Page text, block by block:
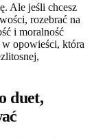
Ale jeśli chcesz
rozebrać na
i moralność
opowieści, która
duet,